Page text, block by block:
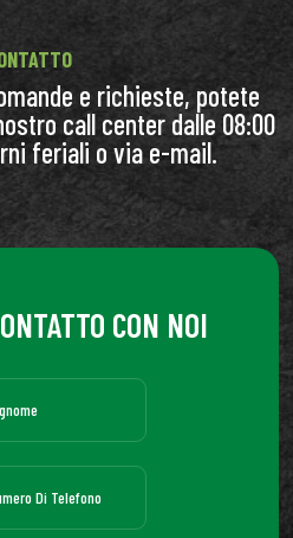
e richieste, potete
call center dalle 08:00
feriali o via e-mail.
CON NOI